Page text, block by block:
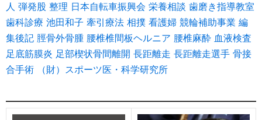
人 弾発股 整理 日本自転車振興会 栄養相談 歯磨き指導教室
歯科診療 池田和子 牽引療法 相撲 看護婦 競輪補助事業 編
集後記 脛骨外骨腫 腰椎椎間板ヘルニア 腰椎麻酔 血液検査
足底筋膜炎 足部楔状骨間離開 長距離走 長距離走選手 骨接
合手術
（財）スポーツ医・科学研究所